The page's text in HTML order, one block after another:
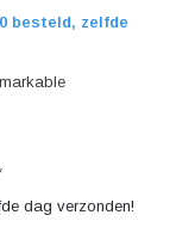
besteld, zelfde
dag verzonden!